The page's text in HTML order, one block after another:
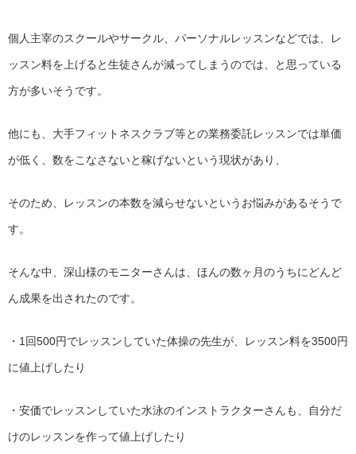
個人主宰のスクールやサークル、パーソナルレッスンなどでは、 レ
ッスン料を上げると生徒さんが減ってしまうのでは、 と思っている
方が多いそうです。
他にも、 大手フィットネスクラブ等との業務委託レッスンでは単価
が低く、 数をこなさないと稼げないという現状があり、
そのため、 レッスンの本数を減らせないというお悩みがあるそうで
す。
そんな中、深山様のモニターさんは、 ほんの数ヶ月のうちにどんど
ん成果を出されたのです。
・1回500円でレッスンしていた体操の先生が、 レッスン料を3500円
に値上げしたり
・安価でレッスンしていた水泳のインストラクターさんも、 自分だ
けのレッスンを作って値上げしたり